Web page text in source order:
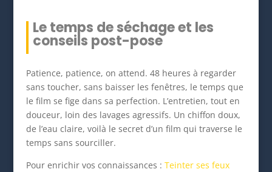
Le temps de séchage et les
conseils post-pose
Patience, patience, on attend. 48 heures à regarder
sans toucher, sans baisser les fenêtres, le temps que
le film se fige dans sa perfection. L’entretien, tout en
douceur, loin des lavages agressifs. Un chiffon doux,
de l’eau claire, voilà le secret d’un film qui traverse le
temps sans sourciller.
Pour enrichir vos connaissances : Teinter ses feux